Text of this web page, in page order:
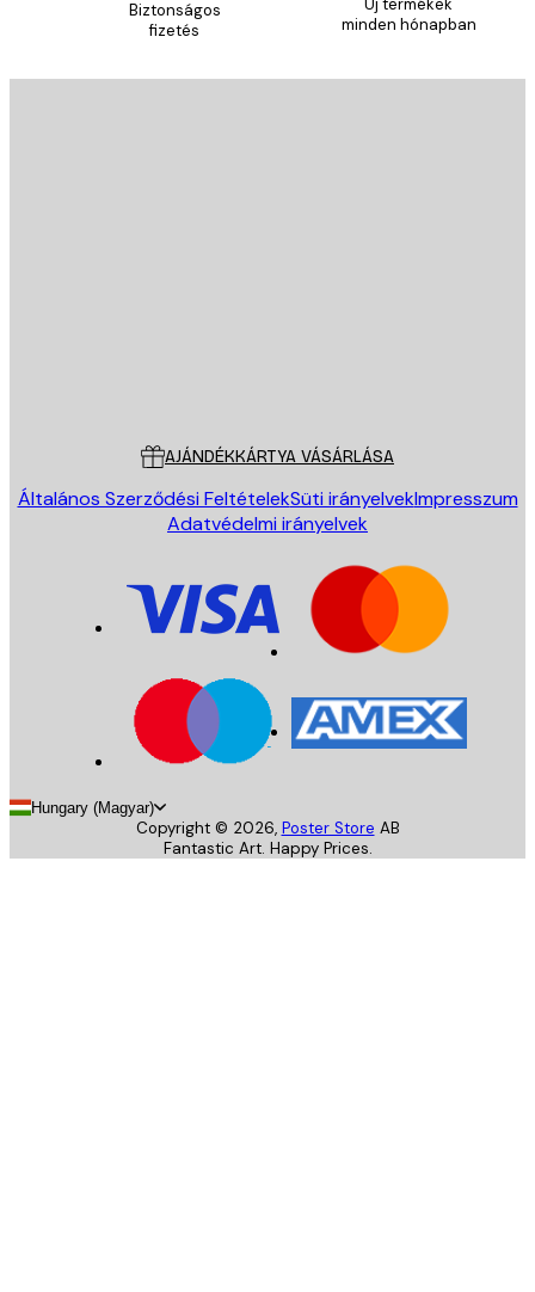
Biztonságos
fizetés
Új termékek
minden hónapban
AJÁNDÉKKÁRTYA VÁSÁRLÁSA
Általános Szerződési FeltételekSüti irányelvekImpresszum
Adatvédelmi irányelvek
Hungary (Magyar)
Copyright © 2026, Poster Store AB
Fantastic Art. Happy Prices.